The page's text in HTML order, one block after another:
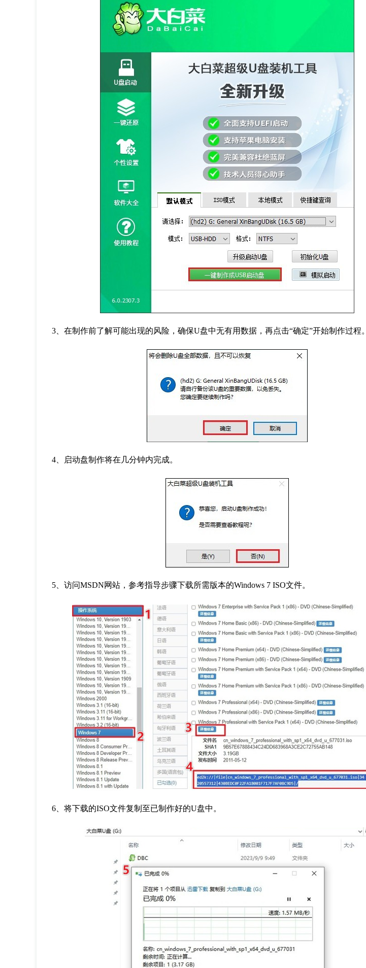
3 、在制作前了解可能出现的风险，确保U盘中无有用数据，再点击“确定”开始制作过程。
4 、启动盘制作将在几分钟内完成。
5 、访问MSDN网站，参考指导步骤下载所需版本的Windows 7 ISO文件。
6 、将下载的ISO文件复制至已制作好的U盘中。